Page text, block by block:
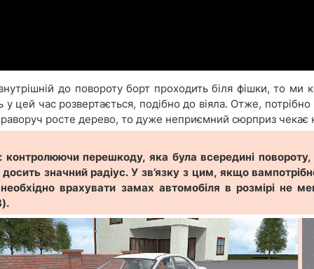
до повороту борт проходить біля фішки, то ми
цей час розвертається, подібно до віяла. Отже,
росте дерево, то дуже неприємний сюрприз чекає
перешкоду, яка була всередині
значний радіус. У зв’язку з цим, якщо
врахувати замах автомобіля в розмірі